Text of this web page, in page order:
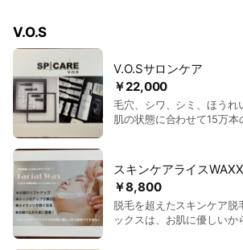
V.O.S
￥22,000
V.O.Sサロンケア
毛穴、シワ、シミ、ほう
肌の状態に合わせて15万本
￥8,800
スキンケアライス
脱毛を超えたスキンケア脱
ックスは、お肌に優しい